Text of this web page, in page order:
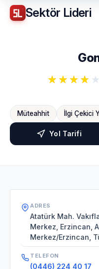
Sektör Lideri
Müteahhit İlgi Çekici
Yol Tarifi
ADRES
Atatürk Mah.
Merkez, Erzincan,
Merkez/Erzincan,
TELEFON
(0446) 224 40 17